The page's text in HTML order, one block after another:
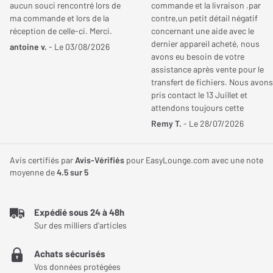
Ressources
Hisense 100E7Q Pro transforme votre salon
Le Hisense 100E7Q Pro est un téléviseur taillé pour les amateurs
audio Dolby Atmos puissant et ses fonctionnalités connectées
complètes, il propose une immersion totale pour le cinéma, le
sport ou les jeux vidéo. Grâce à la plateforme Vidaa U8.5, la
navigation est rapide, intuitive et accessible, pour un usage
Taille écran 100 pouces
Diagonale 253 cm
LED avec Full LED Local
Dimming Silver
UHD 4K (3840x2160)
Processeur
Traitement vidéo
aucun souci rencontré lors de
ma commande et lors de la
réception de celle-ci. Merci.
antoine v. - Le 03/08/2026
commande et la livraison .par
contre,un petit détail négatif
concernant une aide avec le
dernier appareil acheté, nous
avons eu besoin de votre
assistance après vente pour le
transfert de fichiers. Nous avons
pris contact le 13 Juillet et
attendons toujours cette
aide!!!!. Cordialement
Remy T. - Le 28/07/2026
Avis certifiés parAvis-Vérifiés pour EasyLounge.com avec une note
moyenne de4.5sur 5
Expédié sous 24 à 48h
Sur des milliers d'articles
Achats sécurisés
Vos données protégées